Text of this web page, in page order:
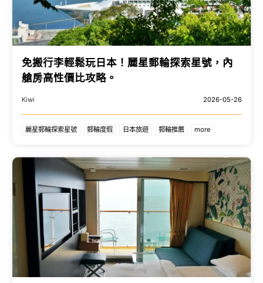
免搬行李輕鬆玩日本！麗星郵輪探索星號，內
艙房高性價比攻略。
Kiwi 2026-05-26
麗星郵輪探索星號 郵輪度假 日本旅遊 郵輪推薦 more